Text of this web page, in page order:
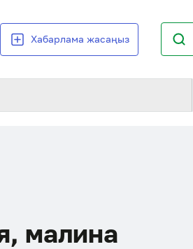
Хабарлама жасаңыз
малина